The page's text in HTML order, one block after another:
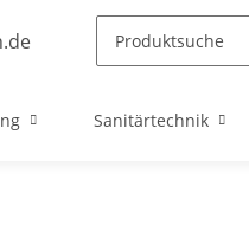
Sanitärtechnik